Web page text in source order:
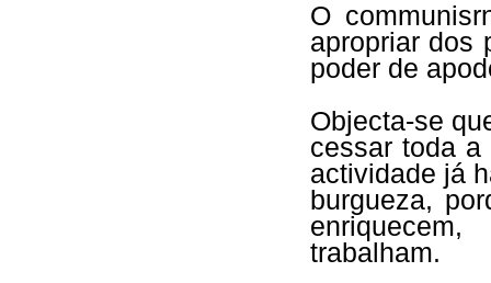
O
apropriar dos
poder de
Objecta-se
cessar toda
actividade já
burgueza,
trabalham.